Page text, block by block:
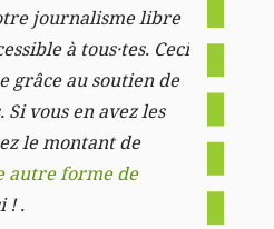
journalisme libre
à tous·tes. Ceci
grâce au soutien de
Si vous en avez les
le montant de
autre forme de
! .